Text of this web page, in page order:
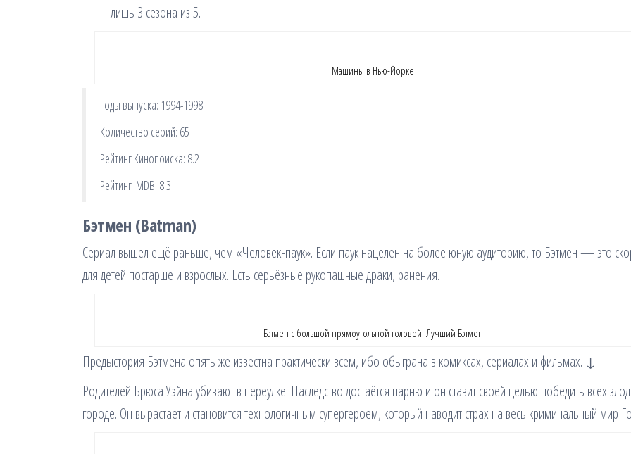
лишь 3 сезона из 5.
Машины в Нью-Йорке
Годы выпуска: 1994-1998
Количество серий: 65
Рейтинг Кинопоиска: 8.2
Рейтинг IMDB: 8.3
Бэтмен (Batman)
Сериал вышел ещё раньше, чем «Человек-паук». Если паук нацелен на более юную аудиторию, то Бэтмен — это
для детей постарше и взрослых. Есть серьёзные рукопашные драки, ранения.
Бэтмен с большой прямоугольной головой! Лучший Бэтмен
Предыстория Бэтмена опять же известна практически всем, ибо обыграна в комиксах, сериалах и фильмах. ↓
Родителей Брюса Уэйна убивают в переулке. Наследство достаётся парню и он ставит своей целью победить всех
городе. Он вырастает и становится технологичным супергероем, который наводит страх на весь криминальный мир